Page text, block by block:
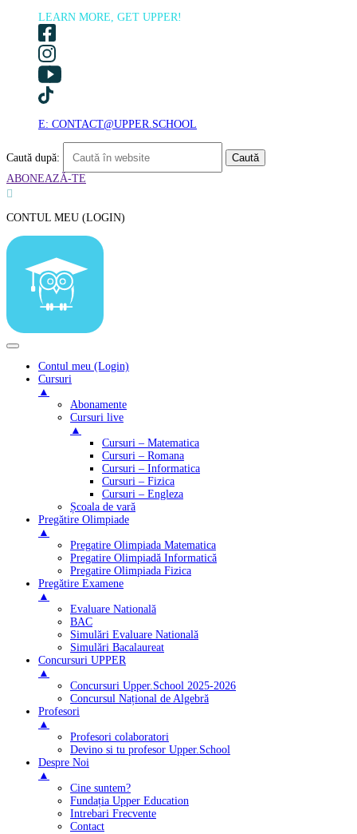
LEARN MORE, GET UPPER!
E: CONTACT@UPPER.SCHOOL
Caută după:
ABONEAZĂ-TE

CONTUL MEU (LOGIN)
Contul meu (Login)
Cursuri
▲
Abonamente
Cursuri live
▲
Cursuri – Matematica
Cursuri – Romana
Cursuri – Informatica
Cursuri – Fizica
Cursuri – Engleza
Școala de vară
Pregătire Olimpiade
▲
Pregatire Olimpiada Matematica
Pregatire Olimpiadă Informatică
Pregatire Olimpiada Fizica
Pregătire Examene
▲
Evaluare Natională
BAC
Simulări Evaluare Natională
Simulări Bacalaureat
Concursuri UPPER
▲
Concursuri Upper.School 2025-2026
Concursul Național de Algebră
Profesori
▲
Profesori colaboratori
Devino si tu profesor Upper.School
Despre Noi
▲
Cine suntem?
Fundația Upper Education
Intrebari Frecvente
Contact